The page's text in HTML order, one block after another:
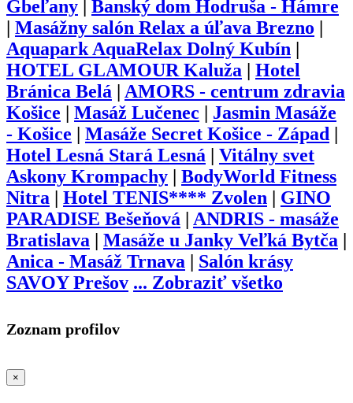
Gbeľany
Banský dom Hodruša - Hámre
Masážny salón Relax a úľava Brezno
Aquapark AquaRelax Dolný Kubín
HOTEL GLAMOUR Kaluža
Hotel
Bránica Belá
AMORS - centrum zdravia
Košice
Masáž Lučenec
Jasmin Masáže
- Košice
Masáže Secret Košice - Západ
Hotel Lesná Stará Lesná
Vitálny svet
Askony Krompachy
BodyWorld Fitness
Nitra
Hotel TENIS**** Zvolen
GINO
PARADISE Bešeňová
ANDRIS - masáže
Bratislava
Masáže u Janky Veľká Bytča
Anica - Masáž Trnava
Salón krásy
SAVOY Prešov ... Zobraziť všetko
Zoznam profilov
×